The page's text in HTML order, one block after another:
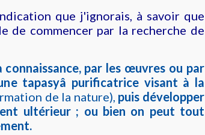
que j'ignorais, à savoir que
de commencer par la recherche de
par les œuvres ou par
tapasyâ purificatrice visant à la
de la nature), puis développer
ultérieur ; ou bien on peut tout